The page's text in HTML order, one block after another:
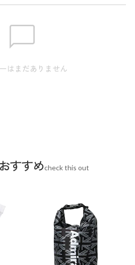
はまだありません
すすめcheck this out